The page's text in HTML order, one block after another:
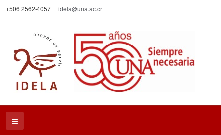
+506 2562-4057 idela@una.ac.cr